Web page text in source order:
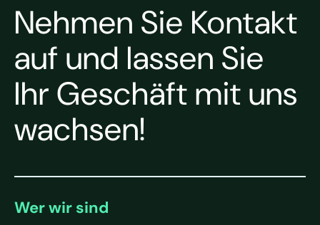
Nehmen Sie Kontakt
auf und lassen Sie
Ihr Geschäft mit uns
wachsen!
Wer wir sind